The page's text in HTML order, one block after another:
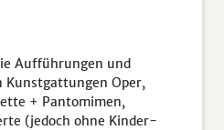
Aufführungen und
Kunstgattungen Oper,
+ Pantomimen,
(jedoch ohne Kinder-